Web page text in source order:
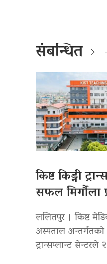
संबन्धित
किष्ट किड्नी
सफल मिर्गौला
ललितपुर । किष्ट
अस्पताल अन्तर्गतको
ट्रान्सप्लान्ट सेन्टरले